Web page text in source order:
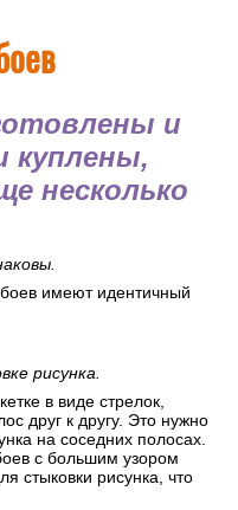
и
куплены,
несколько
имеют идентичный
рисунка.
в виде стрелок,
друг к другу. Это нужно
на соседних полосах.
с большим узором
стыковки рисунка, что